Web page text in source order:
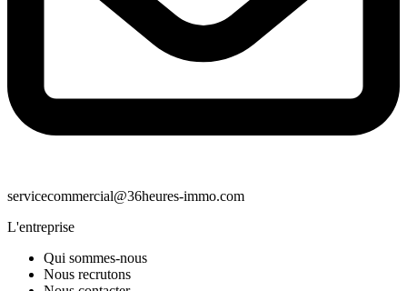
servicecommercial@36heures-immo.com
L'entreprise
Qui sommes-nous
Nous recrutons